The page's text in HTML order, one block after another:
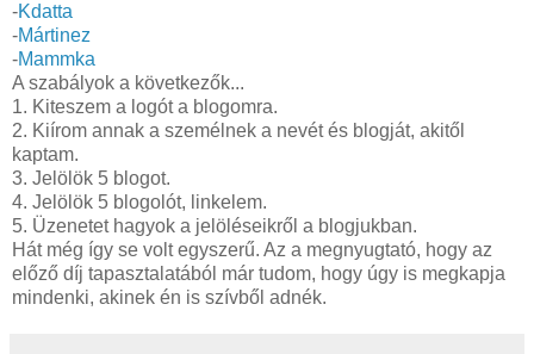
-Kdatta
-Mártinez
-Mammka
A szabályok a következők...
1. Kiteszem a logót a blogomra.
2. Kiírom annak a személnek a nevét és blogját, akitől
kaptam.
3. Jelölök 5 blogot.
4. Jelölök 5 blogolót, linkelem.
5. Üzenetet hagyok a jelöléseikről a blogjukban.
Hát még így se volt egyszerű. Az a megnyugtató, hogy az
előző díj tapasztalatából már tudom, hogy úgy is megkapja
mindenki, akinek én is szívből adnék.